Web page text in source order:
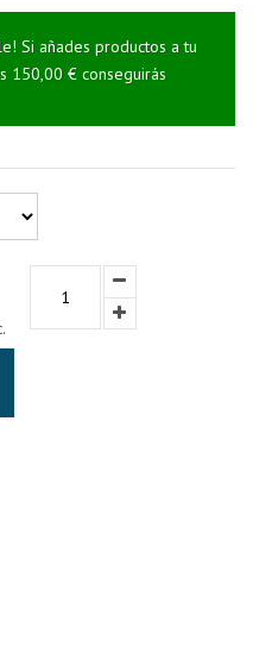
Si añades productos a tu
150,00 € conseguirás